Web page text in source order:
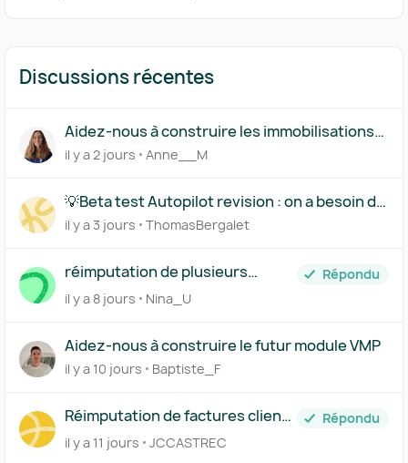
Discussions récentes
Aidez-nous à construire les immobilisations
par composants
il y a 2 jours Anne__M
💡Beta test Autopilot revision : on a besoin de
vous !
il y a 3 jours ThomasBergalet
réimputation de plusieurs
achats en CC d'associé
Répondu
il y a 8 jours
Nina_U
Aidez-nous à construire le futur module VMP
il y a 10 jours Baptiste_F
Réimputation de factures clients
générée sur Pennylane
interdite!
Répondu
il y a 11 jours
JCCASTREC